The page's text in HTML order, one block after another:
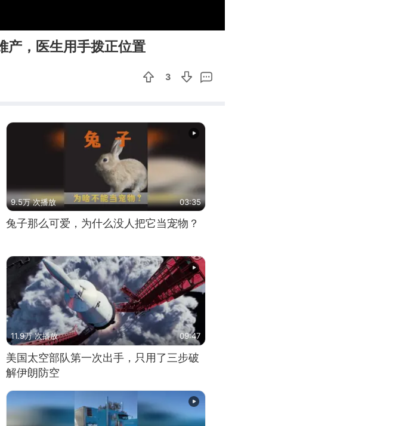
产，医生用手拨正位置
3
9.5万 次播放 03:35
兔子那么可爱，为什么没人把它当宠物？
11.9万 次播放 09:47
美国太空部队第一次出手，只用了三步破
解伊朗防空